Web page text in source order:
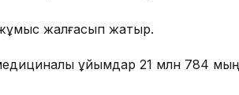
жалғасып жатыр.
ұйымдар 21 млн 784